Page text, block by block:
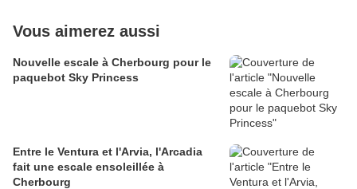
Vous aimerez aussi
Nouvelle escale à Cherbourg pour le
paquebot Sky Princess
Entre le Ventura et l'Arvia, l'Arcadia
fait une escale ensoleillée à
Cherbourg